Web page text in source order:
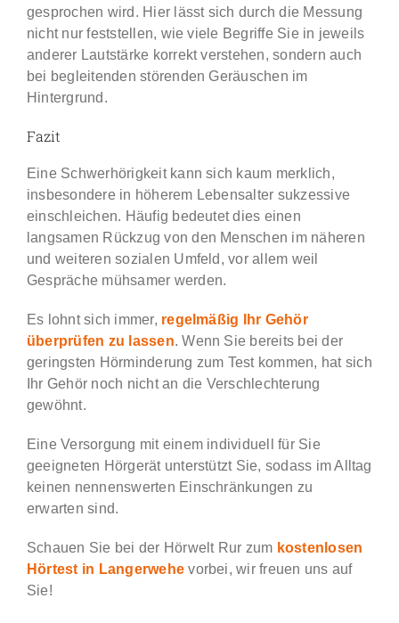
gesprochen wird. Hier lässt sich durch die Messung
nicht nur feststellen, wie viele Begriffe Sie in jeweils
anderer Lautstärke korrekt verstehen, sondern auch
bei begleitenden störenden Geräuschen im
Hintergrund.
Fazit
Eine Schwerhörigkeit kann sich kaum merklich,
insbesondere in höherem Lebensalter sukzessive
einschleichen. Häufig bedeutet dies einen
langsamen Rückzug von den Menschen im näheren
und weiteren sozialen Umfeld, vor allem weil
Gespräche mühsamer werden.
Es lohnt sich immer, regelmäßig Ihr Gehör
überprüfen zu lassen. Wenn Sie bereits bei der
geringsten Hörminderung zum Test kommen, hat sich
Ihr Gehör noch nicht an die Verschlechterung
gewöhnt.
Eine Versorgung mit einem individuell für Sie
geeigneten Hörgerät unterstützt Sie, sodass im Alltag
keinen nennenswerten Einschränkungen zu
erwarten sind.
Schauen Sie bei der Hörwelt Rur zum kostenlosen
Hörtest in Langerwehe vorbei, wir freuen uns auf
Sie!